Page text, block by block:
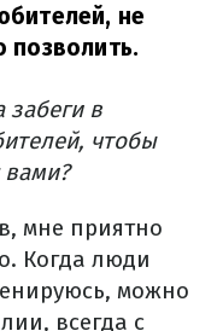
не
позволить.
забеги в
чтобы
вами?
мне приятно
Когда люди
можно
всегда с